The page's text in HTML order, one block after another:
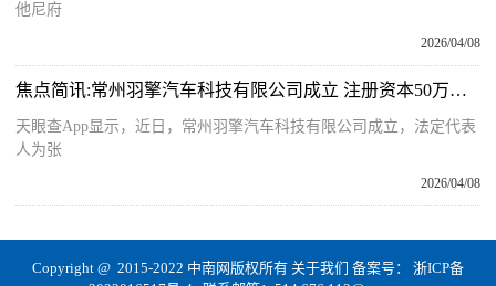
他尼府
2026/04/08
焦点简讯:常州羽擎汽车科技有限公司成立 注册资本50万人民币
天眼查App显示，近日，常州羽擎汽车科技有限公司成立，法定代表
人为张
2026/04/08
Copyright @ 2015-2022 中南网版权所有 关于我们 备案号： 浙ICP备